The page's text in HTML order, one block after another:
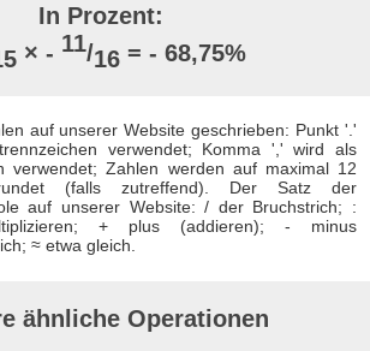
In Prozent:
× - 11/16 = - 68,75%
auf unserer Website geschrieben: Punkt '.'
verwendet; Komma ',' wird als
verwendet; Zahlen werden auf maximal 12
(falls zutreffend). Der Satz der
auf unserer Website: / der Bruchstrich; :
+ plus (addieren); - minus
≈ etwa gleich.
ähnliche Operationen